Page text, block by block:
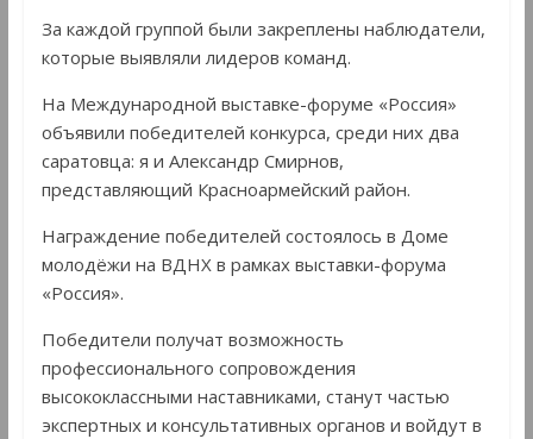
За каждой группой были закреплены наблюдатели,
которые выявляли лидеров команд.
На Международной выставке-форуме «Россия»
объявили победителей конкурса, среди них два
саратовца: я и Александр Смирнов,
представляющий Красноармейский район.
Награждение победителей состоялось в Доме
молодëжи на ВДНХ в рамках выставки-форума
«Россия».
Победители получат возможность
профессионального сопровождения
высококлассными наставниками, станут частью
экспертных и консультативных органов и войдут в